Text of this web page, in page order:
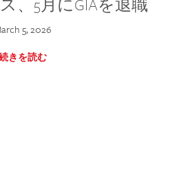
5, 2026
きを読む